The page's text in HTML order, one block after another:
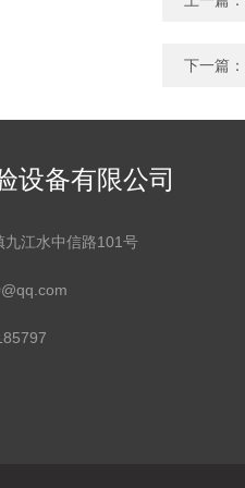
下一篇：
设备有限公司
九江水中信路101号